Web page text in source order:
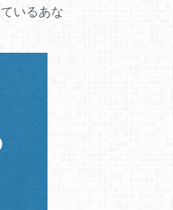
いるあな